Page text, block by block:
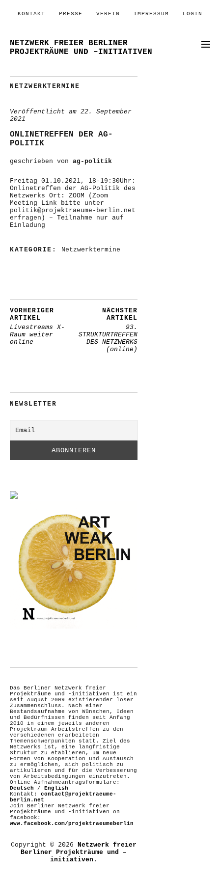
KONTAKT PRESSE VEREIN IMPRESSUM LOGIN
NETZWERK FREIER BERLINER
PROJEKTRÄUME UND –INITIATIVEN
NETZWERKTERMINE
Veröffentlicht am 22. September
2021
ONLINETREFFEN DER AG-
POLITIK
geschrieben von ag-politik
Freitag 01.10.2021, 18-19:30Uhr:
Onlinetreffen der AG-Politik des
Netzwerks Ort: ZOOM (Zoom
Meeting Link bitte unter
politik@projektraeume-berlin.net
erfragen) – Teilnahme nur auf
Einladung
KATEGORIE: Netzwerktermine
VORHERIGER
ARTIKEL
Livestreams X-
Raum weiter
online
NÄCHSTER
ARTIKEL
93.
STRUKTURTREFFEN
DES NETZWERKS
(online)
NEWSLETTER
Das Berliner Netzwerk freier
Projekträume und -initiativen ist ein
seit August 2009 existierender loser
Zusammenschluss. Nach einer
Bestandsaufnahme von Wünschen, Ideen
und Bedürfnissen finden seit Anfang
2010 in einem jeweils anderen
Projektraum Arbeitstreffen zu den
verschiedenen erarbeiteten
Themenschwerpunkten statt. Ziel des
Netzwerks ist, eine langfristige
Struktur zu etablieren, um neue
Formen von Kooperation und Austausch
zu ermöglichen, sich politisch zu
artikulieren und für die Verbesserung
von Arbeitsbedingungen einzutreten.
Online Aufnahmeantragsformulare:
Deutsch / English
Kontakt: contact@projektraeume-
berlin.net
Join Berliner Netzwerk freier
Projekträume und -initiativen on
facebook:
www.facebook.com/projektraeumeberlin
Copyright © 2026 Netzwerk freier
Berliner Projekträume und –
initiativen.